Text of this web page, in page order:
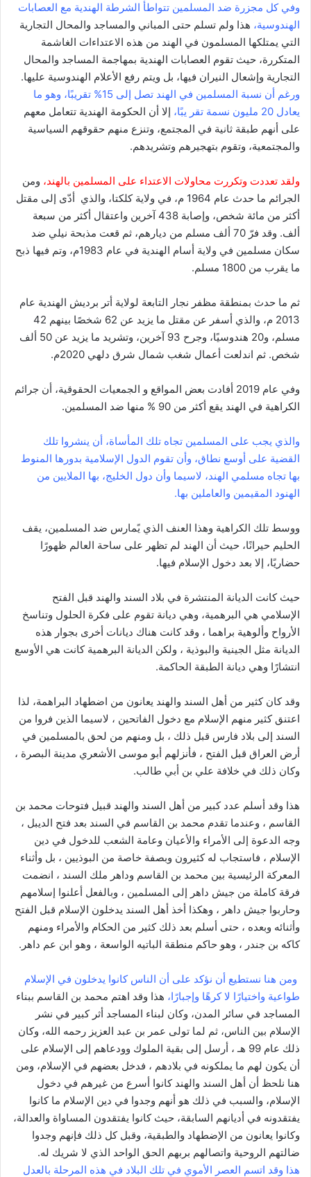
وفي كل مجزرة ضد المسلمين تتواطأ الشرطة الهندية مع العصابات
الهندوسية، هذا ولم تسلم حتى المباني والمساجد والمحال التجارية
التي يمتلكها المسلمون في الهند من هذه الاعتداءات الغاشمة
المتكررة، حيث تقوم العصابات الهندية بمهاجمة المساجد والمحال
التجارية وإشعال النيران فيها، بل ويتم رفع الأعلام الهندوسية عليها.
ورغم أن نسبة المسلمين في الهند تصل إلى 15% تقريبًا، وهو ما
يعادل 20 مليون نسمة تقر يبًا،
إلا أن الحكومة الهندية تتعامل معهم
على أنهم طبقة ثانية في المجتمع، وتنزع منهم حقوقهم السياسية
والمجتمعية، وتقوم بتهجيرهم وتشريدهم.
ولقد تعددت وتكررت محاولات الاعتداء على المسلمين بالهند، ومن
الجرائم ما حدث عام 1964 م، في ولاية كلكتا، والذي أدّی إلى مقتل
أكثر من مائة شخص، وإصابة 438 آخرين واعتقال أكثر من سبعة
ألف. وقد فرّ 70 ألف مسلم من ديارهم، ثم قعت مذبحة نيلي ضد
سكان مسلمين في ولاية أسام الهندية في عام 1983م، وتم فيها ذبح
ما يقرب من 1800 مسلم.
ثم ما حدث بمنطقة مظفر نجار التابعة لولاية أتر برديش الهندية عام
2013 م، والذي أسفر عن مقتل ما يزيد عن 62 شخصًا بينهم 42
مسلم، و20 هندوسيًا، وجرح 93 آخرين، وتشريد ما يزيد عن 50 ألف
شخص. ثم اندلعت أعمال شغب شمال شرق دلهي 2020م.
وفي عام 2019 أفادت بعض المواقع و الجمعيات الحقوقية، أن جرائم
الكراهية في الهند يقع أكثر من 90 % منها ضد المسلمين.
والذي يجب على المسلمين تجاه تلك المأساة، أن ينشروا تلك
القضية على أوسع نطاق، وأن تقوم الدول الإسلامية بدورها المنوط
بها تجاه مسلمي الهند، لاسيما وأن دول الخليج، بها الملايين من
الهنود المقيمين والعاملين بها.
ووسط تلك الكراهية وهذا العنف الذي يًمارس ضد المسلمين، يقف
الحليم حيرانًا، حيث أن الهند لم تظهر على ساحة العالم ظهورًا
حضاريًا، إلا بعد دخول الإسلام فيها.
حيث كانت الديانة المنتشرة في بلاد السند والهند قبل الفتح
الإسلامي هي البرهمية، وهي ديانة تقوم على فكرة الحلول وتناسخ
الأرواح وألوهية براهما ، وقد كانت هناك ديانات أخرى بجوار هذه
الديانة مثل الجينية والبوذية ، ولكن الديانة البرهمية كانت هي الأوسع
انتشارًا وهي ديانة الطبقة الحاكمة.
وقد كان كثير من أهل السند والهند يعانون من اضطهاد البراهمة، لذا
اعتنق كثير منهم الإسلام مع دخول الفاتحين ، لاسيما الذين فروا من
السند إلى بلاد فارس قبل ذلك ، بل ومنهم من لحق بالمسلمين في
أرض العراق قبل الفتح ، فأنزلهم أبو موسى الأشعري مدينة البصرة ،
وكان ذلك في خلافة علي بن أبي طالب.
هذا وقد أسلم عدد كبير من أهل السند والهند قبيل فتوحات محمد بن
القاسم ، وعندما تقدم محمد بن القاسم في السند بعد فتح الديبل ،
وجه الدعوة إلى الأمراء والأعيان وعامة الشعب للدخول في دين
الإسلام ، فاستجاب له كثيرون وبصفة خاصة من البوذيين ، بل وأثناء
المعركة الرئيسية بين محمد بن القاسم وداهر ملك السند ، انضمت
فرقة كاملة من جيش داهر إلى المسلمين ، وبالفعل أعلنوا إسلامهم
وحاربوا جيش داهر ، وهكذا أخذ أهل السند يدخلون الإسلام قبل الفتح
وأثنائه وبعده ، حتى أسلم بعد ذلك كثير من الحكام والأمراء ومنهم
كاكه بن جندر ، وهو حاكم منطقة الباتيه الواسعة ، وهو ابن عم داهر.
ومن هنا نستطيع أن نؤكد على أن الناس كانوا يدخلون في الإسلام
طواعية واختيارًا لا كرهًا وإجبارًا، هذا وقد اهتم محمد بن القاسم ببناء
المساجد في سائر المدن، وكان لبناء المساجد أثر كبير في نشر
الإسلام بين الناس، ثم لما تولى عمر بن عبد العزيز رحمه الله، وكان
ذلك عام 99 هـ ، أرسل إلى بقية الملوك وودعاهم إلى الإسلام على
أن يكون لهم ما يملكونه في بلادهم ، فدخل بعضهم في الإسلام، ومن
هنا نلحظ أن أهل السند والهند كانوا أسرع من غيرهم في دخول
الإسلام، والسبب في ذلك هو أنهم وجدوا في دين الإسلام ما كانوا
يفتقدونه في أديانهم السابقة، حيث كانوا يفتقدون المساواة والعدالة،
وكانوا يعانون من الإضطهاد والطبقية، وقبل كل ذلك فإنهم وجدوا
ضالتهم الروحية واتصالهم بربهم الحق الواحد الذي لا شريك له.
هذا وقد اتسم العصر الأموي في تلك البلاد في هذه المرحلة بالعدل